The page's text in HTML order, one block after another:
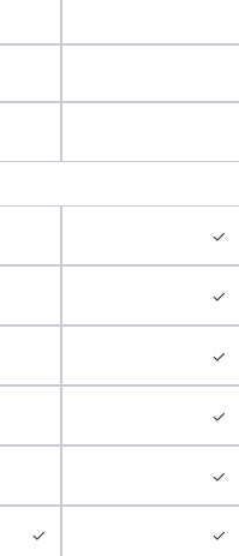
✓
✓
✓
✓
✓
✓
✓